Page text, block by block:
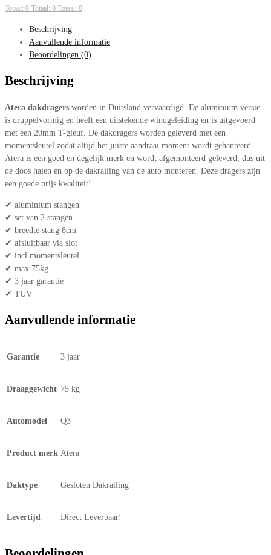
Totaal: 0 Totaal: 0 Totaal: 0
Beschrijving
Aanvullende informatie
Beoordelingen (0)
Beschrijving
Atera dakdragers worden in Duitsland vervaardigd. De aluminium versie
is druppelvormig en heeft een uitstekende windgeleiding en is uitgevoerd
met een 20mm T-gleuf. De dakdragers worden geleverd met een
momentsleutel zodat altijd het juiste aandraai moment wordt gehanteerd.
Atera is een goed en degelijk merk en wordt afgemonteerd geleverd, dus uit
de doos halen en op de dakrailing van de auto monteren. Deze dragers zijn
een goede prijs kwaliteit!
✔ aluminium stangen
✔ set van 2 stangen
✔ breedte stang 8cm
✔ afsluitbaar via slot
✔ incl momentsleutel
✔ max 75kg
✔ 3 jaar garantie
✔ TUV
Aanvullende informatie
Garantie 3 jaar
Draaggewicht 75 kg
Automodel Q3
Product merk Atera
Daktype Gesloten Dakrailing
Levertijd Direct Leverbaar!